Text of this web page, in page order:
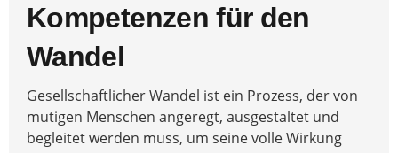
Kompetenzen für den
Wandel
Gesellschaftlicher Wandel ist ein Prozess, der von
mutigen Menschen angeregt, ausgestaltet und
begleitet werden muss, um seine volle Wirkung